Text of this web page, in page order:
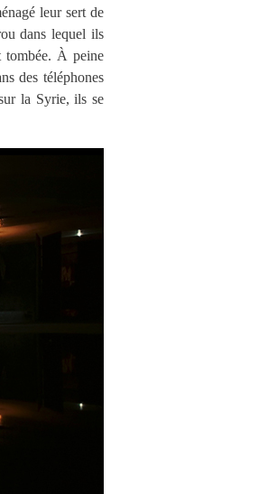
leur sert de
dans lequel ils
tombée. À peine
des téléphones
la Syrie, ils se